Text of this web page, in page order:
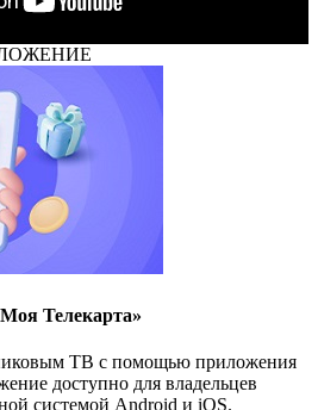
Телекарта»
ТВ с помощью приложения
доступно для владельцев
системой Android и iOS.